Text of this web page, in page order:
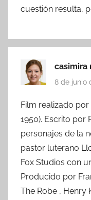
cuestión resulta,
casimira
8 de junio
Film realizado
1950). Escrito por
personajes de la
pastor luterano
Fox Studios con
Producido por
The Robe , Henry